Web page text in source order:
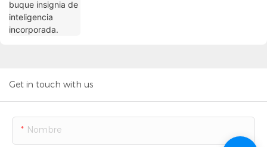
Get in touch with us
Nombre